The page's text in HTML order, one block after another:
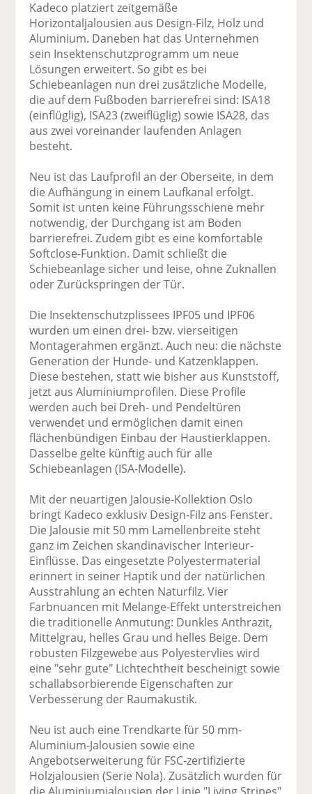
Kadeco platziert zeitgemäße
Horizontaljalousien aus Design-Filz, Holz und
Aluminium. Daneben hat das Unternehmen
sein Insektenschutzprogramm um neue
Lösungen erweitert. So gibt es bei
Schiebeanlagen nun drei zusätzliche Modelle,
die auf dem Fußboden barrierefrei sind: ISA18
(einflüglig), ISA23 (zweiflüglig) sowie ISA28, das
aus zwei voreinander laufenden Anlagen
besteht.
Neu ist das Laufprofil an der Oberseite, in dem
die Aufhängung in einem Laufkanal erfolgt.
Somit ist unten keine Führungsschiene mehr
notwendig, der Durchgang ist am Boden
barrierefrei. Zudem gibt es eine komfortable
Softclose-Funktion. Damit schließt die
Schiebeanlage sicher und leise, ohne Zuknallen
oder Zurückspringen der Tür.
Die Insektenschutzplissees IPF05 und IPF06
wurden um einen drei- bzw. vierseitigen
Montagerahmen ergänzt. Auch neu: die nächste
Generation der Hunde- und Katzenklappen.
Diese bestehen, statt wie bisher aus Kunststoff,
jetzt aus Aluminiumprofilen. Diese Profile
werden auch bei Dreh- und Pendeltüren
verwendet und ermöglichen damit einen
flächenbündigen Einbau der Haustierklappen.
Dasselbe gelte künftig auch für alle
Schiebeanlagen (ISA-Modelle).
Mit der neuartigen Jalousie-Kollektion Oslo
bringt Kadeco exklusiv Design-Filz ans Fenster.
Die Jalousie mit 50 mm Lamellenbreite steht
ganz im Zeichen skandinavischer Interieur-
Einflüsse. Das eingesetzte Polyestermaterial
erinnert in seiner Haptik und der natürlichen
Ausstrahlung an echten Naturfilz. Vier
Farbnuancen mit Melange-Effekt unterstreichen
die traditionelle Anmutung: Dunkles Anthrazit,
Mittelgrau, helles Grau und helles Beige. Dem
robusten Filzgewebe aus Polyestervlies wird
eine "sehr gute" Lichtechtheit bescheinigt sowie
schallabsorbierende Eigenschaften zur
Verbesserung der Raumakustik.
Neu ist auch eine Trendkarte für 50 mm-
Aluminium-Jalousien sowie eine
Angebotserweiterung für FSC-zertifizierte
Holzjalousien (Serie Nola). Zusätzlich wurden für